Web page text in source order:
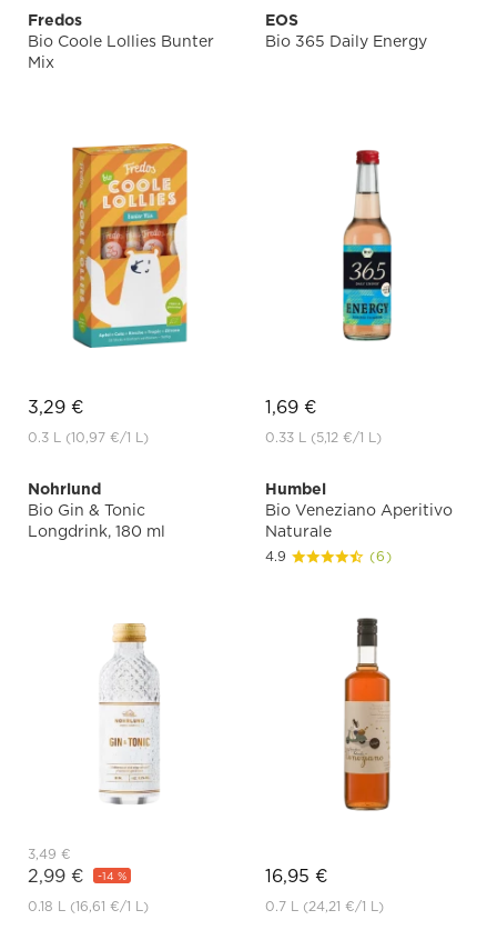
Fredos
Bio Coole Lollies Bunter
Mix
3,29 €
0.3 L (10,97 €/1 L)
EOS
Bio 365 Daily Energy
1,69 €
0.33 L (5,12 €/1 L)
Nohrlund
Bio Gin & Tonic
Longdrink, 180 ml
3,49 €
2,99 € -14 %
0.18 L (16,61 €/1 L)
Humbel
Bio Veneziano Aperitivo
Naturale
4.9 (6)
16,95 €
0.7 L (24,21 €/1 L)